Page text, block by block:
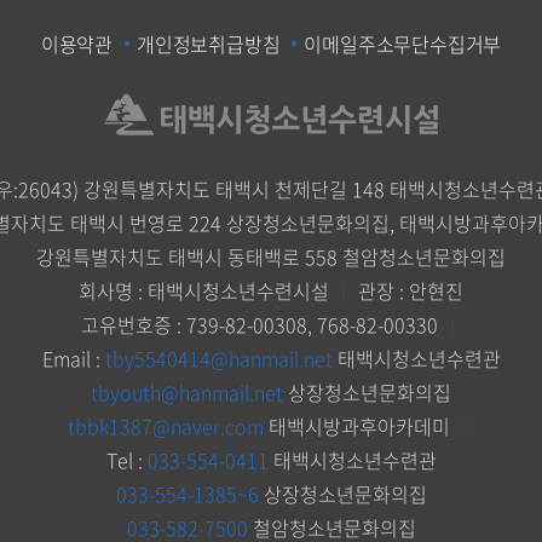
이용약관 개인정보취급방침 이메일주소무단수집거부
:26043) 강원특별자치도 태백시 천제단길 148 태백시청소년수련
자치도 태백시 번영로 224 상장청소년문화의집, 태백시방과후아
강원특별자치도 태백시 동태백로 558 철암청소년문화의집
회사명 : 태백시청소년수련시설
관장 : 안현진
고유번호증 : 739-82-00308, 768-82-00330
Email : tby5540414@hanmail.net 태백시청소년수련관
tbyouth@hanmail.net 상장청소년문화의집
tbbk1387@naver.com 태백시방과후아카데미
Tel : 033-554-0411 태백시청소년수련관
033-554-1385~6 상장청소년문화의집
033-582-7500 철암청소년문화의집